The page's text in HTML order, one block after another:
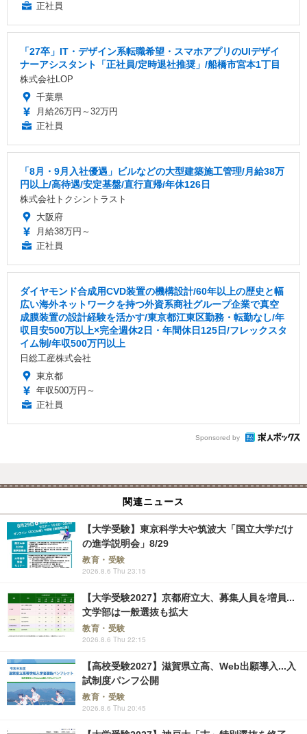
正社員
「27卒」IT・デザイン系転職希望・スマホアプリのUIデザイ
ナーアシスタント「正社員/定時退社推奨」/船橋市宮本1丁目
株式会社LOP
千葉県
月給26万円～32万円
正社員
「8月・9月入社優遇」ビルなどの大型建築施工管理/月給38万
円以上/高待遇/安定基盤/直行直帰/年休126日
株式会社トクシントラスト
大阪府
月給38万円～
正社員
ダイヤモンド合成用CVD装置の機構設計/60年以上の歴史と幅
広い海外ネットワークを持つ外資系商社グループ企業で真空
成膜装置の設計経験を活かす/東京都江東区勤務・転勤なし/年
収目安500万以上×完全週休2日・年間休日125日/フレックスタ
イム制/年収500万円以上
日総工産株式会社
東京都
年収500万円～
正社員
Sponsored by
関連ニュース
【大学受験】東京科学大や筑波大「国立大学だけ
の進学説明会」8/29
教育・受験
2026.8.6 Thu 23:15
【大学受験2027】京都府立大、募集人員を増員...
文学部は一般選抜も拡大
教育・受験
2026.8.6 Thu 22:15
【高校受験2027】滋賀県立高、Web出願導入...入
試制度パンフ公開
教育・受験
2026.8.6 Thu 20:45